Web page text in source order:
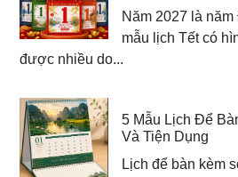
Năm 2027 là
mẫu lịch Tết có
được nhiều do...
5 Mẫu Lịch Để
Và Tiện Dụng
Lịch để bàn kèm